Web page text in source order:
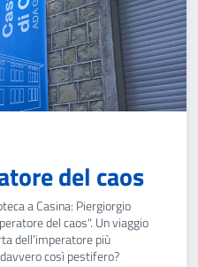
del caos
a Casina: Piergiorgio
del caos". Un viaggio
dell’imperatore più
così pestifero?